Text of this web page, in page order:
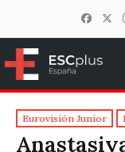
Eurovisión Junior